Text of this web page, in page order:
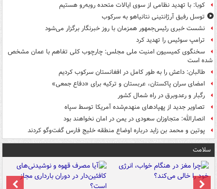
کوبا: با تهدید نظامی از سوی ایالات متحده روبه‌رو هستیم
توسل رفیق آرژانتینی نتانیاهو به سرکوب
نشست خبری رئیس‌جمهور همزمان با روز خبرنگار برگزار می‌شود
ترامپ سوئیس را تهدید کرد
سخنگوی کمیسیون امنیت ملی مجلس: چارچوب کلی تفاهم با عمان مشخص
شده است
طالبان: داعش را به طور کامل در افغانستان سرکوب کردیم
امضای سران پاکستان، عربستان و ترکیه برای «دفاع جمعی»
رگبار و رعدوبرق در راه شمال کشور
تصاویر جدید از پهپادهای منهدم‌شده آمریکا توسط سپاه
انصارالله: متجاوزان سعودی در یمن در امان نخواهند بود
پوتین و محمد بن زاید درباره اوضاع منطقه خلیج فارس گفت‌وگو کردند
سلامت